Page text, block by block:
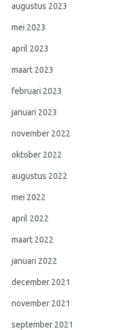
augustus 2023
mei 2023
april 2023
maart 2023
februari 2023
januari 2023
november 2022
oktober 2022
augustus 2022
mei 2022
april 2022
maart 2022
januari 2022
december 2021
november 2021
september 2021